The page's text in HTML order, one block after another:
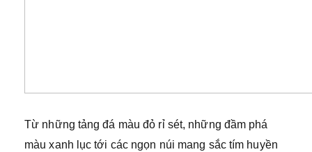
Từ những tảng đá màu đỏ rỉ sét, những đầm phá
màu xanh lục tới các ngọn núi mang sắc tím huyền